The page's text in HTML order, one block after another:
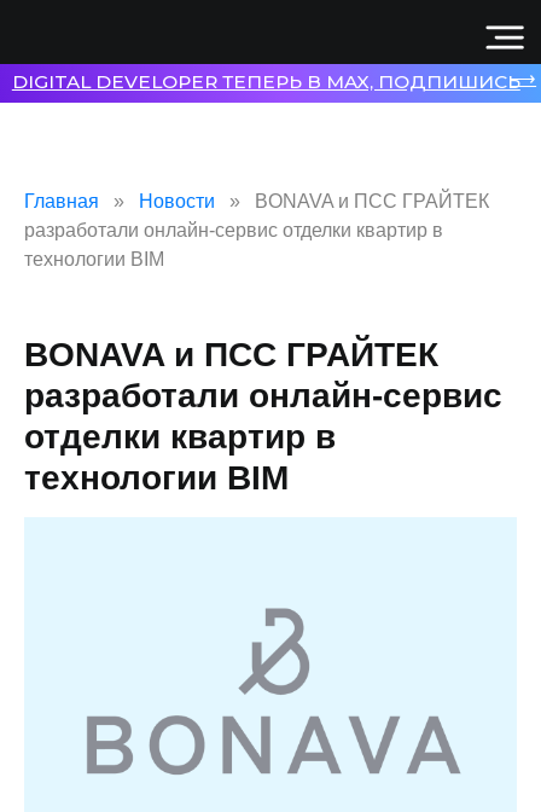
Главная Новости
BONAVA и ПСС ГРАЙТЕК
разработали онлайн-сервис отделки квартир в
технологии BIM
BONAVA и ПСС ГРАЙТЕК
разработали онлайн-сервис
отделки квартир в
технологии BIM